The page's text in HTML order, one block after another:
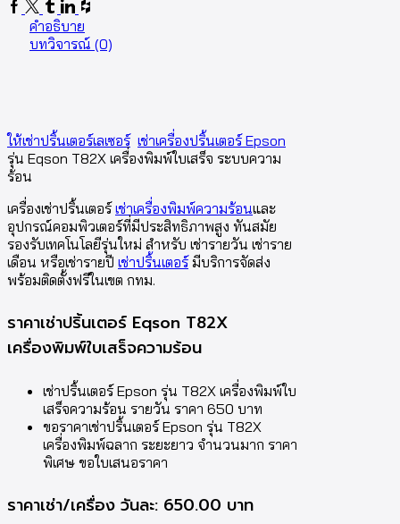
คำอธิบาย
บทวิจารณ์ (0)
ให้เช่าปริ้นเตอร์เลเซอร์ เช่าเครื่องปริ้นเตอร์ Epson
รุ่น Eqson T82X เครื่องพิมพ์ใบเสร็จ ระบบความ
ร้อน
เครื่องเช่าปริ้นเตอร์ เช่าเครื่องพิมพ์ความร้อนและ
อุปกรณ์คอมพิวเตอร์ที่มีประสิทธิภาพสูง ทันสมัย
รองรับเทคโนโลยีรุ่นใหม่ สำหรับ เช่ารายวัน เช่าราย
เดือน หรือเช่ารายปี เช่าปริ้นเตอร์ มีบริการจัดส่ง
พร้อมติดตั้งฟรีในเขต กทม.
ราคาเช่าปริ้นเตอร์ Eqson T82X
เครื่องพิมพ์ใบเสร็จความร้อน
เช่าปริ้นเตอร์ Epson รุ่น T82X เครื่องพิมพ์ใบ
เสร็จความร้อน รายวัน ราคา 650 บาท
ขอราคาเช่าปริ้นเตอร์ Epson รุ่น T82X
เครื่องพิมพ์ฉลาก ระยะยาว จำนวนมาก ราคา
พิเศษ ขอใบเสนอราคา
ราคาเช่า/เครื่อง วันละ: 650.00 บาท